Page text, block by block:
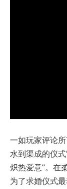
一如玩家评论
水到渠成的仪
炽热爱意”。在
为了求婚仪式